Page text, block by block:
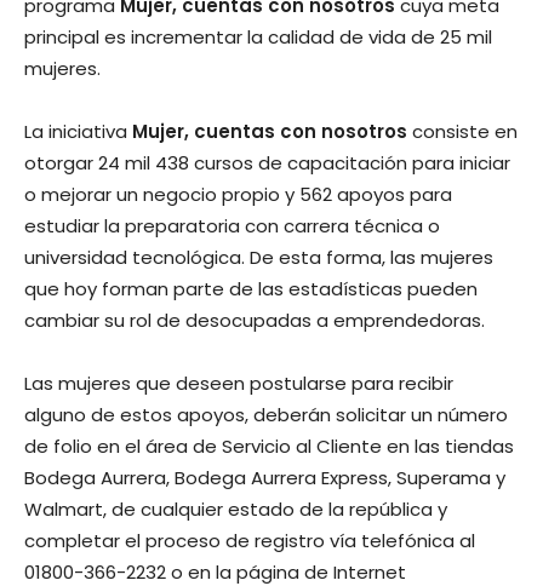
programa Mujer, cuentas con nosotros cuya meta
principal es incrementar la calidad de vida de 25 mil
mujeres.
La iniciativa Mujer, cuentas con nosotros consiste en
otorgar 24 mil 438 cursos de capacitación para iniciar
o mejorar un negocio propio y 562 apoyos para
estudiar la preparatoria con carrera técnica o
universidad tecnológica. De esta forma, las mujeres
que hoy forman parte de las estadísticas pueden
cambiar su rol de desocupadas a emprendedoras.
Las mujeres que deseen postularse para recibir
alguno de estos apoyos, deberán solicitar un número
de folio en el área de Servicio al Cliente en las tiendas
Bodega Aurrera, Bodega Aurrera Express, Superama y
Walmart, de cualquier estado de la república y
completar el proceso de registro vía telefónica al
01800-366-2232 o en la página de Internet